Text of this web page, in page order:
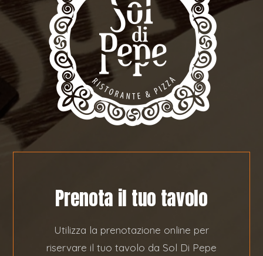
Prenota il tuo tavolo
Utilizza la prenotazione online per
riservare il tuo tavolo da Sol Di Pepe